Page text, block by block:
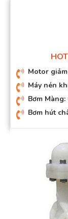
Motor
Máy nén
Bơm Màng:
Bơm hút